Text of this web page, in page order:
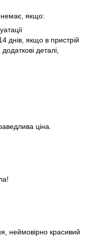
немає, якщо:
днів , якщо в пристрій
деталі,
ціна.
неймовірно красивий